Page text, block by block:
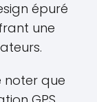
épuré
une
noter que